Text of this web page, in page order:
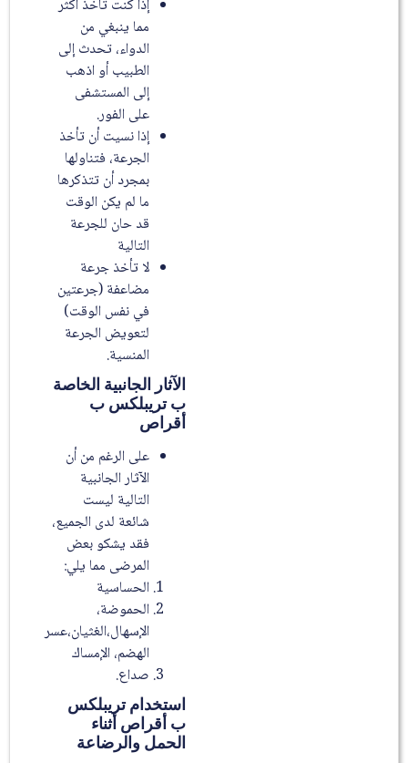
إذا كنت تأخذ أكثر
مما ينبغي من
الدواء، تحدث إلى
الطبيب أو اذهب
إلى المستشفى
على الفور.
إذا نسيت أن تأخذ
الجرعة، فتناولها
بمجرد أن تتذكرها
ما لم يكن الوقت
قد حان للجرعة
التالية
لا تأخذ جرعة
مضاعفة (جرعتين
في نفس الوقت)
لتعويض الجرعة
المنسية.
الآثار الجانبية الخاصة
ب تريبلكس ب
أقراص
على الرغم من أن
الآثار الجانبية
التالية ليست
شائعة لدى الجميع،
فقد يشكو بعض
المرضى مما يلي:
الحساسية
الحموضة،
الإسهال،الغثيان،عسر
الهضم، الإمساك
صداع.
استخدام تريبلكس
ب أقراص أثناء
الحمل والرضاعة